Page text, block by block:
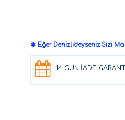
Eğer Denizli'deyseniz Sizi
14 GÜN İADE